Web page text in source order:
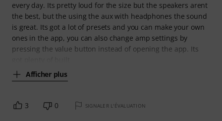
every day. Its pretty loud for the size but the speakers arent
the best, but the using the aux with headphones the sound
is great. Its got a lot of presets and you can make your own
ones in the app, you can also change amp settings by
pressing the value button instead of opening the app. Its
Afficher plus
3 0 SIGNALER L'ÉVALUATION